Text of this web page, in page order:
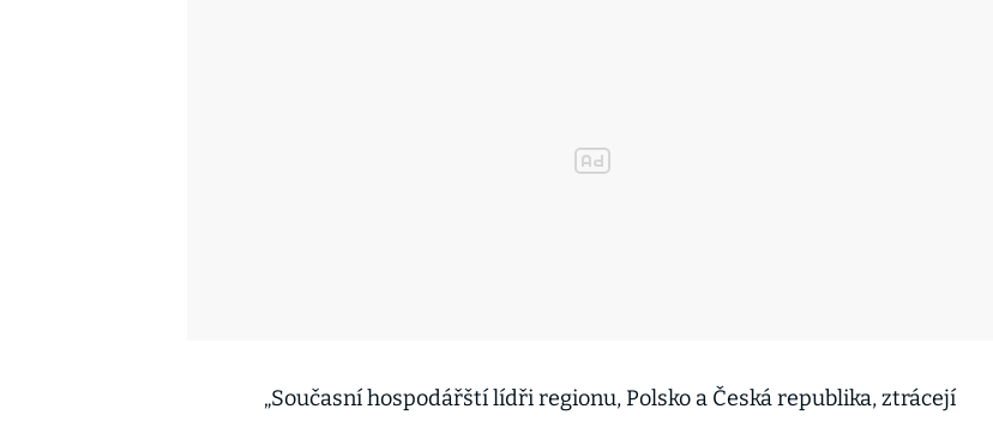
„Současní hospodářští lídři regionu, Polsko a Česká republika, ztrácejí